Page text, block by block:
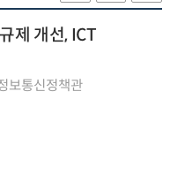
제 개선, ICT
보통신정책관